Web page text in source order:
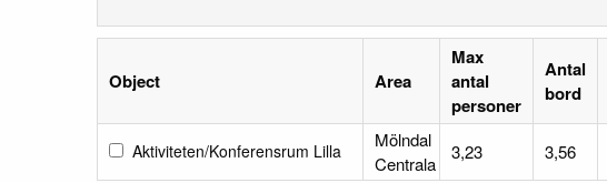
Object Area
Max
antal
personer
Antal
bord
Aktiviteten/Konferensrum Lilla
Mölndal
Centrala
3,23 3,56